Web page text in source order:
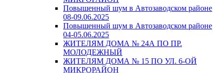
Повышенный шум в Автозаводском районе
08-09.06.2025
Повышенный шум в Автозаводском районе
04-05.06.2025
ЖИТЕЛЯМ ДОМА № 24А ПО ПР.
МОЛОДЕЖНЫЙ
ЖИТЕЛЯМ ДОМА № 15 ПО УЛ. 6-ОЙ
МИКРОРАЙОН